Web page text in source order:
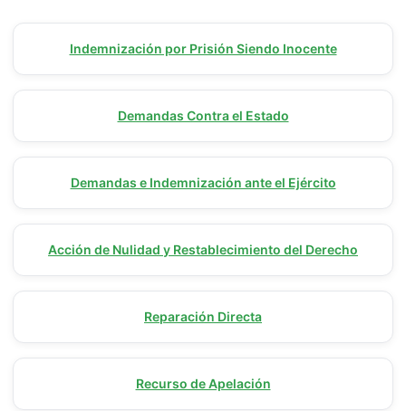
Indemnización por Prisión Siendo Inocente
Demandas Contra el Estado
Demandas e Indemnización ante el Ejército
Acción de Nulidad y Restablecimiento del Derecho
Reparación Directa
Recurso de Apelación